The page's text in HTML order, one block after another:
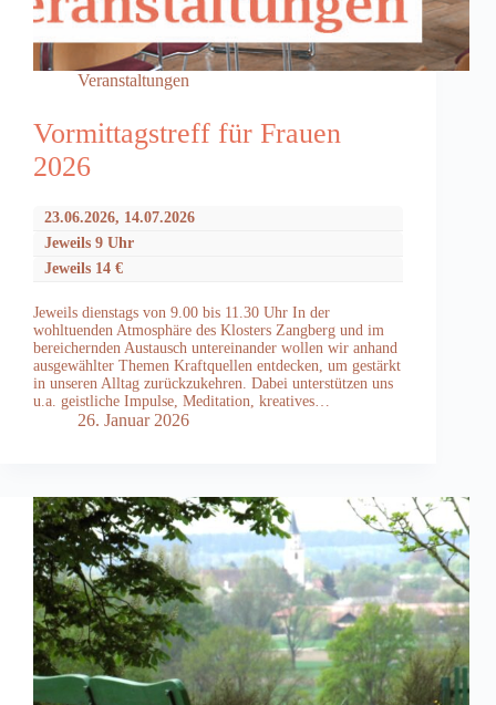
Veranstaltungen
Vormittagstreff für Frauen
2026
23.06.2026, 14.07.2026
Jeweils 9 Uhr
Jeweils 14 €
Jeweils dienstags von 9.00 bis 11.30 Uhr In der
wohltuenden Atmosphäre des Klosters Zangberg und im
bereichernden Austausch untereinander wollen wir anhand
ausgewählter Themen Kraftquellen entdecken, um gestärkt
in unseren Alltag zurückzukehren. Dabei unterstützen uns
u.a. geistliche Impulse, Meditation, kreatives…
26. Januar 2026